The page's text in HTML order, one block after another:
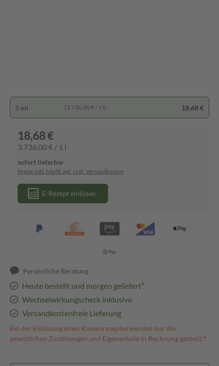
5 ml (3.736,00 € / 1 l) 18,68 €
18,68 €
3.736,00 € / 1 l
sofort lieferbar
Preise inkl. MwSt. ggf. zzgl. Versandkosten
E-Rezept einlösen
Persönliche Beratung
Heute bestellt und morgen geliefert³
Wechselwirkungscheck inklusive
Versandkostenfreie Lieferung
Bei der Einlösung eines Kassenrezeptes werden nur die
gesetzlichen Zuzahlungen und Eigenanteile in Rechnung gestellt.⁴